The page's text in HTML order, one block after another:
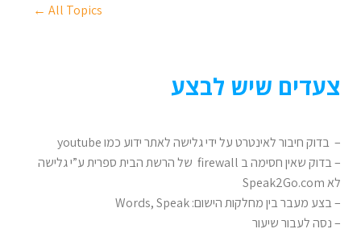
← All Topics
צעדים שיש לבצע
– בדוק חיבור לאינטרט על ידי גלישה לאתר ידוע כמו youtube
– בדוק שאין חסימה ב firewall של הרשת הבית ספרית ע”י גלישה
לא Speak2Go.com
– בצע מעבר בין מחלקות הישום: Words, Speak
– נסה לעבור שיעור